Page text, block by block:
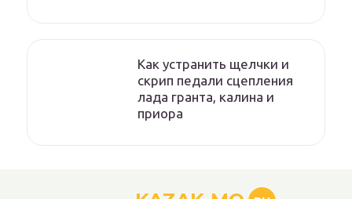
Как устранить щелчки и
скрип педали сцепления
лада гранта, калина и
приора